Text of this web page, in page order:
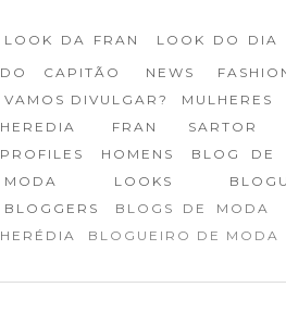
LOOK DA FRAN LOOK DO DIA
DO CAPITÃO
NEWS
VAMOS DIVULGAR?
MULHERES
HEREDIA
FRAN SARTOR
PROFILES
HOMENS
BLOG DE
MODA
LOOKS
BLOGGERS
BLOGS DE MODA
HERÉDIA
BLOGUEIRO DE MODA